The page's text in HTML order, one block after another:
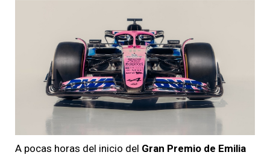
A pocas horas del inicio del Gran Premio de Emilia